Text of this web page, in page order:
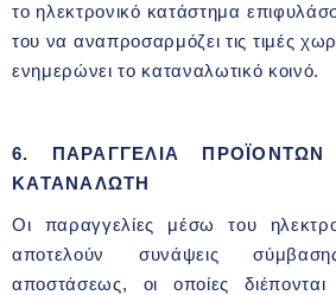
το ηλεκτρονικό κατάστημα
του να αναπροσαρμόζει τις τιμές
ενημερώνει το καταναλωτικό κοινό.
6. ΠΑΡΑΓΓΕΛΙΑ ΠΡΟΪΟΝΤΩΝ
ΚΑΤΑΝΑΛΩΤΗ
Οι παραγγελίες μέσω του
αποτελούν συνάψεις
αποστάσεως, οι οποίες